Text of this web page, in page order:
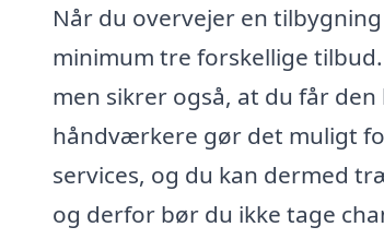
Når du overvejer en
minimum tre forskellige
men sikrer også, at du får
håndværkere gør det muligt
services, og du kan dermed
og derfor bør du ikke tage